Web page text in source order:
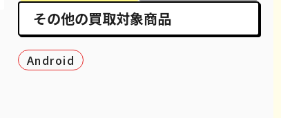
¥25,000 ¥27,000
その他の買取対象商品
Android